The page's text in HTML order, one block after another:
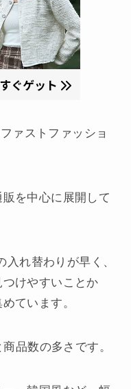
ァストファッショ
を中心に展開して
れ替わりが早く、
つけやすいことか
ています。
品数の多さです。